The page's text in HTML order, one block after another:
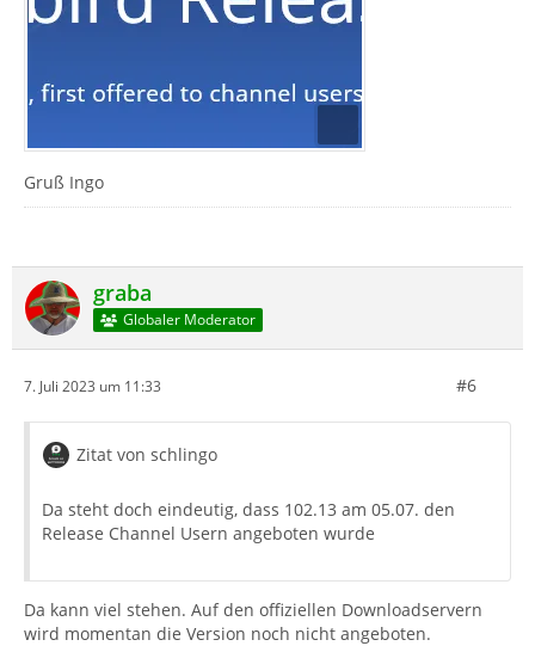
Gruß Ingo
graba
Globaler Moderator
7. Juli 2023 um 11:33 #6
Zitat von schlingo
Da steht doch eindeutig, dass 102.13 am 05.07. den
Release Channel Usern angeboten wurde
Da kann viel stehen. Auf den offiziellen Downloadservern
wird momentan die Version noch nicht angeboten.